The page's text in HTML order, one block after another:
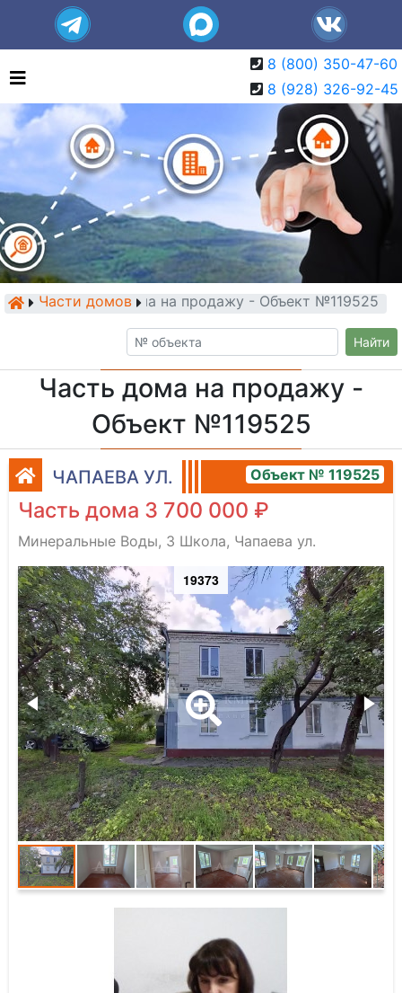
8 (800) 350-47-60
8 (928) 326-92-45
Части домов
Часть дома на продажу - Объект №119525
Найти
Часть дома на продажу -
Объект №119525
ЧАПАЕВА УЛ. Объект № 119525
Часть дома 3 700 000 ₽
Минеральные Воды, 3 Школа, Чапаева ул.
19373